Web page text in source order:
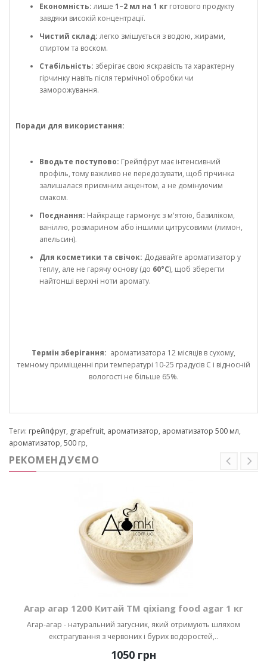
Економність: лише 1–2 мл на 1 кг готового продукту
завдяки високій концентрації.
Чистий склад: легко змішується з водою, жирами,
спиртом та воском.
Стабільність: зберігає свою яскравість та характерну
гірчинку навіть після термічної обробки чи
заморожування.
Поради для використання:
Вводьте поступово: Грейпфрут має інтенсивний
профіль, тому важливо не передозувати, щоб гірчинка
залишалася приємним акцентом, а не домінуючим
смаком.
Поєднання: Найкраще гармонує з м'ятою, базиліком,
ваніллю, розмарином або іншими цитрусовими (лимон,
апельсин).
Для косметики та свічок: Додавайте ароматизатор у
теплу, але не гарячу основу (до 60°C), щоб зберегти
найтонші верхні ноти аромату.
Термін зберігання: ароматизатора 12 місяців в сухому,
темному приміщенні при температурі 10-25 градусів С і відносній
вологості не більше 65%.
Теги: грейпфрут, grapefruit, ароматизатор, ароматизатор 500 мл,
ароматизатор, 500 гр,
РЕКОМЕНДУЄМО
Агар агар 1200 Китай ТМ qixiang food agar 1 кг
Агар-агар - натуральний загусник, який отримують шляхом
екстрагування з червоних і бурих водоростей,..
1050 грн